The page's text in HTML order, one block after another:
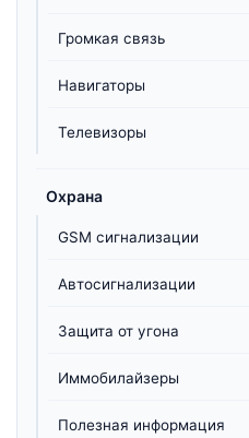
Громкая связь
Навигаторы
Телевизоры
Охрана
GSM сигнализации
Автосигнализации
Защита от угона
Иммобилайзеры
Полезная информация